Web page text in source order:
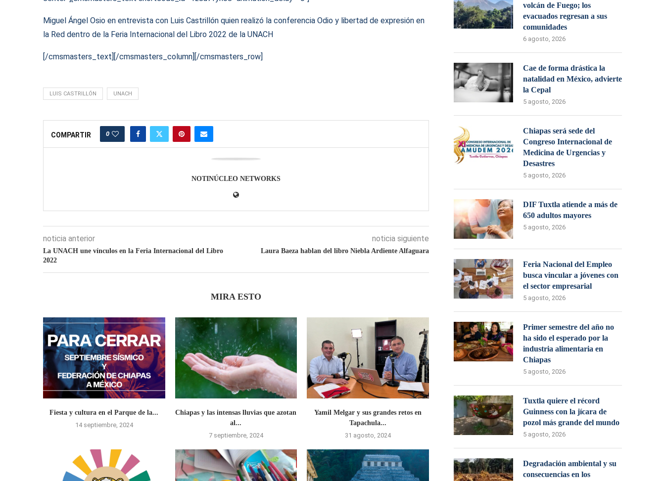
Miguel Ángel Osio en entrevista con Luis Castrillón quien realizó la conferencia Odio y libertad de expresión en
la Red dentro de la Feria Internacional del Libro 2022 de la UNACH
[/cmsmasters_text][/cmsmasters_column][/cmsmasters_row]
LUIS CASTRILLÓN UNACH
COMPARTIR 0
NOTINÚCLEO NETWORKS
noticia anterior
La UNACH une vínculos en la Feria Internacional del Libro
2022
noticia siguiente
Laura Baeza hablan del libro Niebla Ardiente Alfaguara
MIRA ESTO
Fiesta y cultura en el Parque de la...
14 septiembre, 2024
Chiapas y las intensas lluvias que azotan
al...
7 septiembre, 2024
Yamil Melgar y sus grandes retos en
Tapachula...
31 agosto, 2024
volcán de Fuego; los
evacuados regresan a sus
comunidades
6 agosto, 2026
Cae de forma drástica la
natalidad en México, advierte
la Cepal
5 agosto, 2026
Chiapas será sede del
Congreso Internacional de
Medicina de Urgencias y
Desastres
5 agosto, 2026
DIF Tuxtla atiende a más de
650 adultos mayores
5 agosto, 2026
Feria Nacional del Empleo
busca vincular a jóvenes con
el sector empresarial
5 agosto, 2026
Primer semestre del año no
ha sido el esperado por la
industria alimentaria en
Chiapas
5 agosto, 2026
Tuxtla quiere el récord
Guinness con la jícara de
pozol más grande del mundo
5 agosto, 2026
Degradación ambiental y su
consecuencias en los